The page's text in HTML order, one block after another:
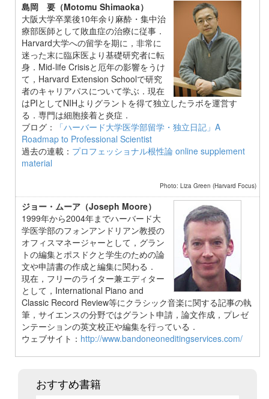
島岡 要（Motomu Shimaoka）
大阪大学卒業後10年余り麻酔・集中治
療部医師として敗血症の治療に従事．
Harvard大学への留学を期に，非常に
迷った末に臨床医より基礎研究者に転
身．Mid-life Crisisと厄年の影響をうけ
て，Harvard Extension Schoolで研究
者のキャリアパスについて学ぶ．現在
はPIとしてNIHよりグラントを得て独立したラボを運営す
る．専門は細胞接着と炎症．
ブログ：
「ハーバード大学医学部留学・独立日記」A
Roadmap to Professional Scientist
過去の連載： プロフェッショナル根性論 online supplement
material
Photo: Liza Green (Harvard Focus)
ジョー・ムーア（Joseph Moore）
1999年から2004年までハーバード大
学医学部のフォンアンドリアン教授の
オフィスマネージャーとして，グラン
トの編集とポスドクと学生のための論
文や申請書の作成と編集に関わる．
現在，フリーのライター兼エディター
として，International Piano and
Classic Record Review等にクラシック音楽に関する記事の執
筆，サイエンスの分野ではグラント申請，論文作成，プレゼ
ンテーションの英文校正や編集を行っている．
ウェブサイト： http://www.bandoneoneditingservices.com/
おすすめ書籍